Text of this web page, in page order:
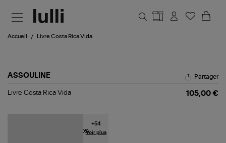
Accueil Livre Costa Rica Vida
ASSOULINE
Livre
Partager
Livre Costa Rica Vida 105,00 €
+54
Voir plus